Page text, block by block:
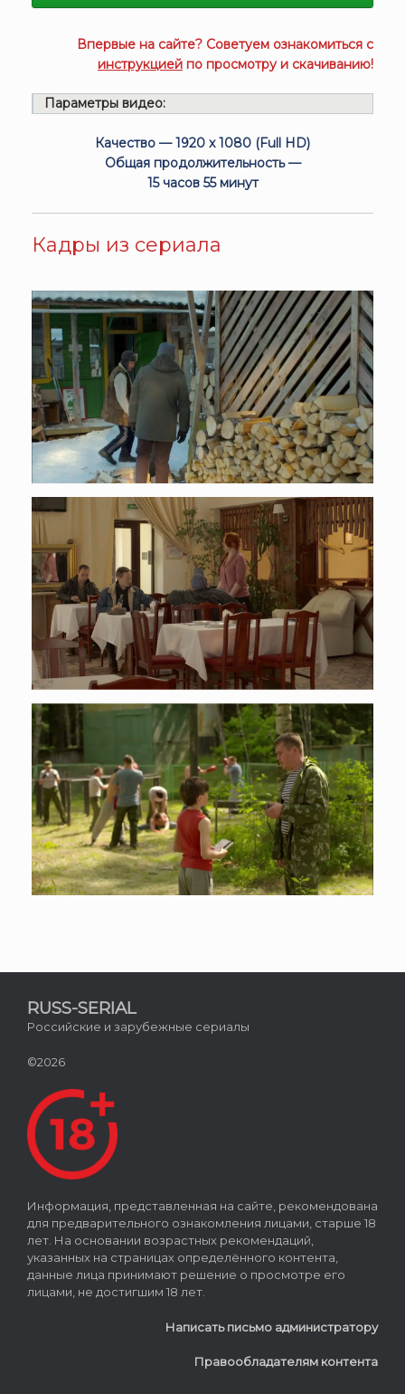
Впервые на сайте? Советуем ознакомиться с
инструкцией по просмотру и скачиванию!
Параметры видео:
Качество — 1920 x 1080 (Full HD)
Общая продолжительность —
15 часов 55 минут
Кадры из сериала
RUSS-SERIAL
Российские и зарубежные сериалы
©2026
Информация, представленная на сайте, рекомендована
для предварительного ознакомления лицами, старше 18
лет. На основании возрастных рекомендаций,
указанных на страницах определённого контента,
данные лица принимают решение о просмотре его
лицами, не достигшим 18 лет.
Написать письмо администратору
Правообладателям контента